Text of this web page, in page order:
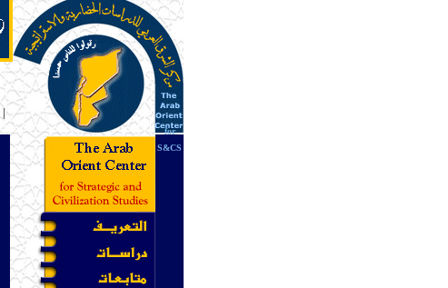
ــــ
ـ|
for
S&CS